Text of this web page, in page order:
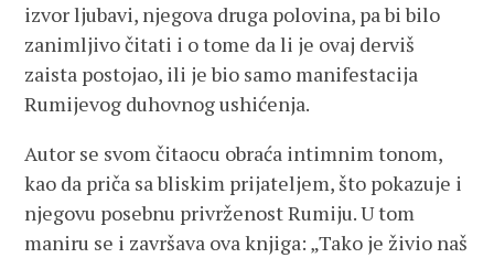
izvor ljubavi, njegova druga polovina, pa bi bilo
zanimljivo čitati i o tome da li je ovaj derviš
zaista postojao, ili je bio samo manifestacija
Rumijevog duhovnog ushićenja.
Autor se svom čitaocu obraća intimnim tonom,
kao da priča sa bliskim prijateljem, što pokazuje i
njegovu posebnu privrženost Rumiju. U tom
maniru se i završava ova knjiga: „Tako je živio naš